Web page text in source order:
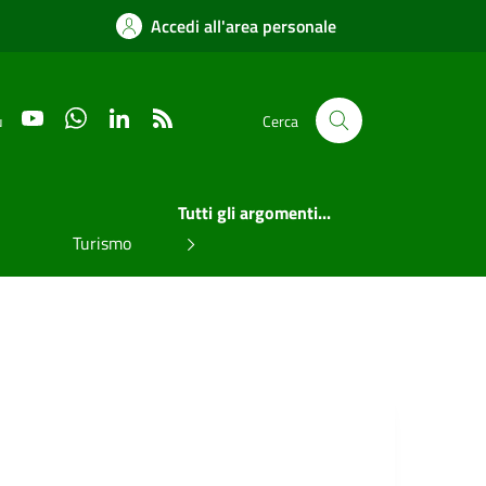
Accedi all'area personale
YouTube WhatsAppLinkedIn Cerca
Turismo
Tutti gli argomenti...